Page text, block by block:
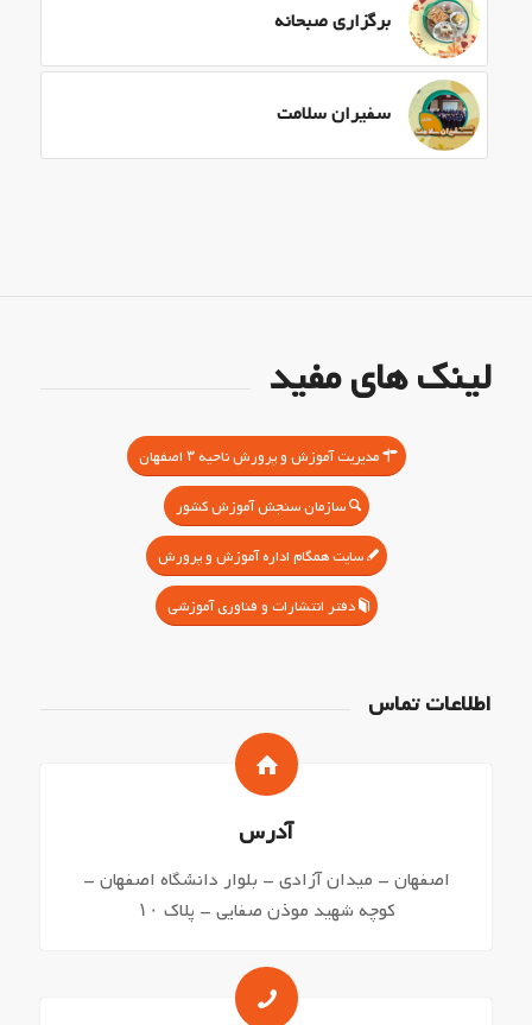
برگزاری صبحانه
سفیران سلامت
لینک های مفید
مدیریت آموزش و پرورش ناحیه ۳ اصفهان
سازمان سنجش آموزش کشور
سایت همگام اداره آموزش و پرورش
دفتر انتشارات و فناوری آموزشی
اطلاعات تماس
آدرس
اصفهان – میدان آزادی – بلوار دانشگاه اصفهان –
کوچه شهید موذن صفایی – پلاک ۱۰